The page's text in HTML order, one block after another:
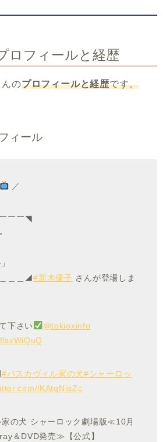
ロフィールと経歴
のプロフィールと経歴です。
ィール
／
￣￣◥
＿＿◢#新木優子 さんが登場しま
下さい
@tokioxinfo
#バスカヴィル家の犬#シャーロッ
lKAtqNiaZc
の犬 シャーロック劇場版≪10月
＆DVD発売≫【公式】